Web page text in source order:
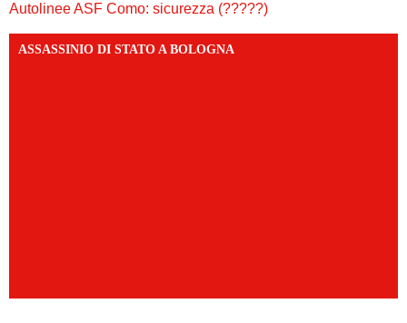
Autolinee ASF Como: sicurezza (?????)
ASSASSINIO DI STATO A BOLOGNA